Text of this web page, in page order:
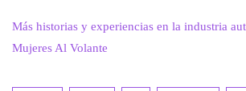
Más historias y experiencias en la industria
Mujeres Al Volante